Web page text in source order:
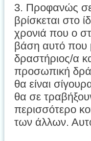
3. Προφανώς
βρίσκεται στο
χρονιά που ο
βάση αυτό που
δραστήριος/α
προσωπική
θα είναι
θα σε
περισσότερο
των άλλων.